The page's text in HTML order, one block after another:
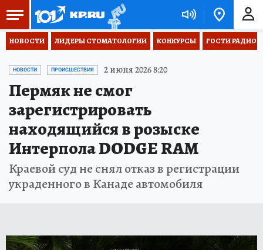
НОВОСТИ ЛИДЕРЫ СТОМАТОЛОГИИ КОНКУРСЫ ГОСТИ РАДИО
НОВОСТИ ПРОИСШЕСТВИЯ 2 июня 2026 8:20
Пермяк не смог
зарегистрировать
находящийся в розыске
Интерпола DODGE RAM
Краевой суд не снял отказ в регистрации
украденного в Канаде автомобиля